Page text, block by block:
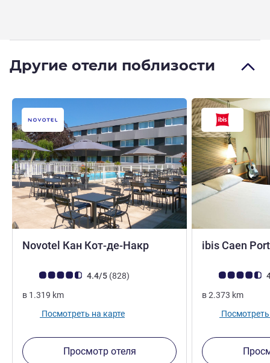
Другие отели поблизости
Novotel Кан Кот-де-Накр4 звезды
Примечание: отзывы клиентов (Рейтинг ALL)
4.4/5 (828Отзывов
)
в 1.319 km
Посмотреть на карте
Просмотр отеля
ibis Caen
Примечание:
в2.373 km
Посмотреть